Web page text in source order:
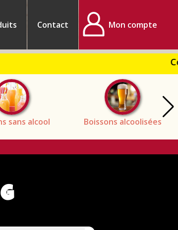
Contact Mon compte
sans alcool Boissons alcoolisées